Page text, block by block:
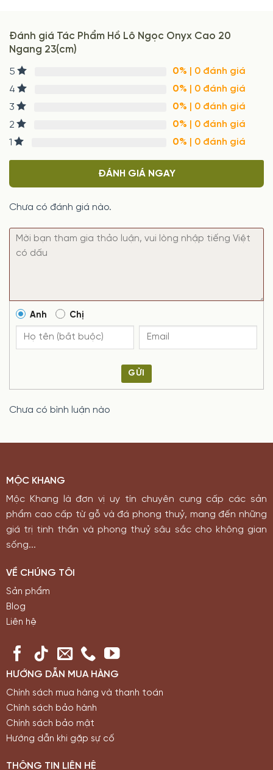
Đánh giá Tác Phẩm Hồ Lô Ngọc Onyx Cao 20
Ngang 23(cm)
5 0% | 0 đánh giá
4
0% | 0 đánh giá
3
0% | 0 đánh giá
2
0% | 0 đánh giá
1
0% | 0 đánh giá
ĐÁNH GIÁ NGAY
Chưa có đánh giá nào.
Anh Chị
GỬI
Chưa có bình luận nào
MỘC KHANG
Mộc Khang là đơn vị uy tín chuyên cung cấp các sản
phẩm cao cấp từ gỗ và đá phong thuỷ, mang đến những
giá trị tinh thần và phong thuỷ sâu sắc cho không gian
sống...
VỀ CHÚNG TÔI
Sản phẩm
Blog
Liên hệ
HƯỚNG DẪN MUA HÀNG
Chính sách mua hàng và thanh toán
Chính sách bảo hành
Chính sách bảo mật
Hướng dẫn khi gặp sự cố
THÔNG TIN LIÊN HỆ